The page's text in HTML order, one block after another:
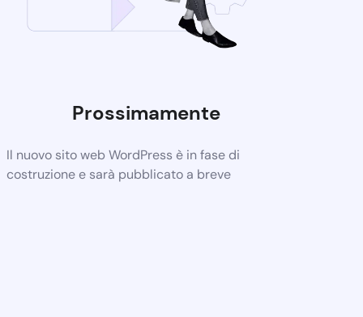
Prossimamente
Il nuovo sito web WordPress è in fase di
costruzione e sarà pubblicato a breve